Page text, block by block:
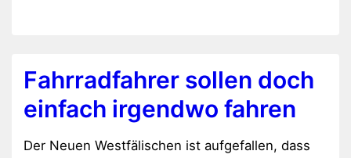
Fahrradfahrer sollen doch
einfach irgendwo fahren
Der Neuen Westfälischen ist aufgefallen, dass